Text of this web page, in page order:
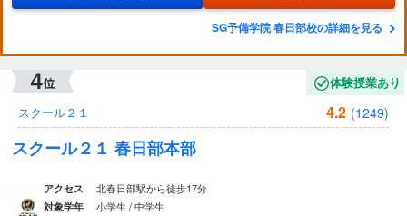
SG予備学院 春日部校の詳細を見る
体験授業あり
スクール２１
4.2 (1249)
スクール２１ 春日部本部
アクセス 北春日部駅から徒歩17分
対象学年 小学生 / 中学生